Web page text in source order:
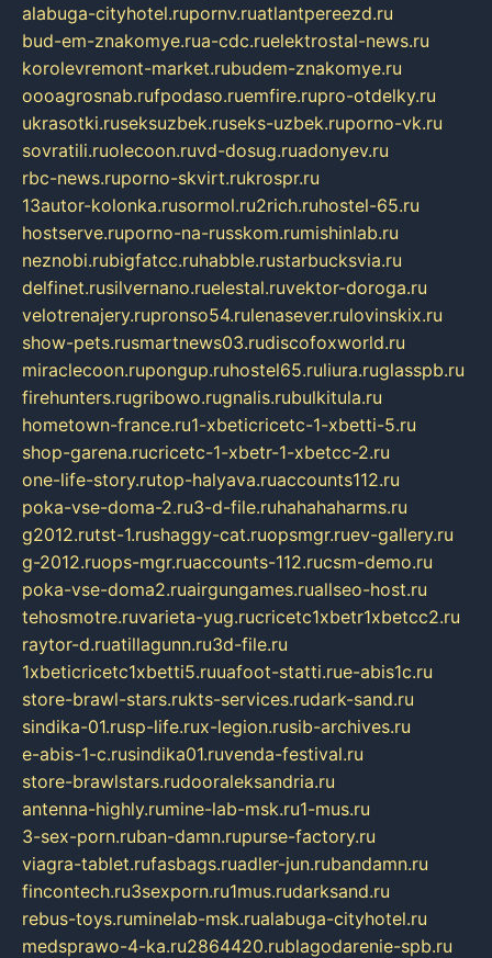
alabuga-cityhotel.rupornv.ruatlantpereezd.ru
bud-em-znakomye.rua-cdc.ruelektrostal-news.ru
korolevremont-market.rubudem-znakomye.ru
oooagrosnab.rufpodaso.ruemfire.rupro-otdelky.ru
ukrasotki.ruseksuzbek.ruseks-uzbek.ruporno-vk.ru
sovratili.ruolecoon.ruvd-dosug.ruadonyev.ru
rbc-news.ruporno-skvirt.rukrospr.ru
13autor-kolonka.rusormol.ru2rich.ruhostel-65.ru
hostserve.ruporno-na-russkom.rumishinlab.ru
neznobi.rubigfatcc.ruhabble.rustarbucksvia.ru
delfinet.rusilvernano.ruelestal.ruvektor-doroga.ru
velotrenajery.rupronso54.rulenasever.rulovinskix.ru
show-pets.rusmartnews03.rudiscofoxworld.ru
miraclecoon.rupongup.ruhostel65.ruliura.ruglasspb.ru
firehunters.rugribowo.rugnalis.rubulkitula.ru
hometown-france.ru1-xbeticricetc-1-xbetti-5.ru
shop-garena.rucricetc-1-xbetr-1-xbetcc-2.ru
one-life-story.rutop-halyava.ruaccounts112.ru
poka-vse-doma-2.ru3-d-file.ruhahahaharms.ru
g2012.rutst-1.rushaggy-cat.ruopsmgr.ruev-gallery.ru
g-2012.ruops-mgr.ruaccounts-112.rucsm-demo.ru
poka-vse-doma2.ruairgungames.ruallseo-host.ru
tehosmotre.ruvarieta-yug.rucricetc1xbetr1xbetcc2.ru
raytor-d.ruatillagunn.ru3d-file.ru
1xbeticricetc1xbetti5.ruuafoot-statti.rue-abis1c.ru
store-brawl-stars.rukts-services.rudark-sand.ru
sindika-01.rusp-life.rux-legion.rusib-archives.ru
e-abis-1-c.rusindika01.ruvenda-festival.ru
store-brawlstars.rudooraleksandria.ru
antenna-highly.rumine-lab-msk.ru1-mus.ru
3-sex-porn.ruban-damn.rupurse-factory.ru
viagra-tablet.rufasbags.ruadler-jun.rubandamn.ru
fincontech.ru3sexporn.ru1mus.rudarksand.ru
rebus-toys.ruminelab-msk.rualabuga-cityhotel.ru
medsprawo-4-ka.ru2864420.rublagodarenie-spb.ru